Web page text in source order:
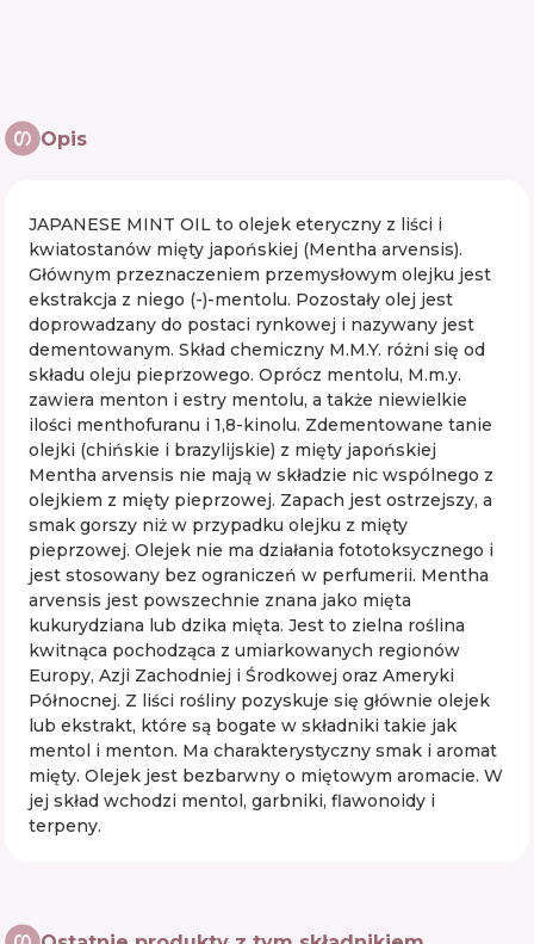
Opis
JAPANESE MINT OIL to olejek eteryczny z liści i
kwiatostanów mięty japońskiej (Mentha arvensis).
Głównym przeznaczeniem przemysłowym olejku jest
ekstrakcja z niego (-)-mentolu. Pozostały olej jest
doprowadzany do postaci rynkowej i nazywany jest
dementowanym. Skład chemiczny M.M.Y. różni się od
składu oleju pieprzowego. Oprócz mentolu, M.m.y.
zawiera menton i estry mentolu, a także niewielkie
ilości menthofuranu i 1,8-kinolu. Zdementowane tanie
olejki (chińskie i brazylijskie) z mięty japońskiej
Mentha arvensis nie mają w składzie nic wspólnego z
olejkiem z mięty pieprzowej. Zapach jest ostrzejszy, a
smak gorszy niż w przypadku olejku z mięty
pieprzowej. Olejek nie ma działania fototoksycznego i
jest stosowany bez ograniczeń w perfumerii. Mentha
arvensis jest powszechnie znana jako mięta
kukurydziana lub dzika mięta. Jest to zielna roślina
kwitnąca pochodząca z umiarkowanych regionów
Europy, Azji Zachodniej i Środkowej oraz Ameryki
Północnej. Z liści rośliny pozyskuje się głównie olejek
lub ekstrakt, które są bogate w składniki takie jak
mentol i menton. Ma charakterystyczny smak i aromat
mięty. Olejek jest bezbarwny o miętowym aromacie. W
jej skład wchodzi mentol, garbniki, flawonoidy i
terpeny.